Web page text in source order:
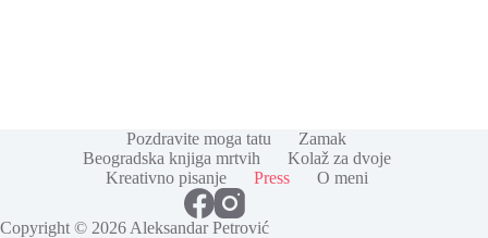
Pozdravite moga tatu
Zamak
Beogradska knjiga mrtvih
Kolaž za dvoje
Kreativno pisanje
Press O meni
Copyright © 2026 Aleksandar Petrović